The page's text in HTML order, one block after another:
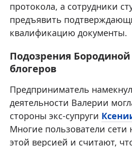
протокола, а сотрудники
предъявить
квалификацию документы.
Подозрения
блогеров
Предприниматель
деятельности Валерии
стороны экс-супруги
Многие пользователи сети
этой версией и считают,